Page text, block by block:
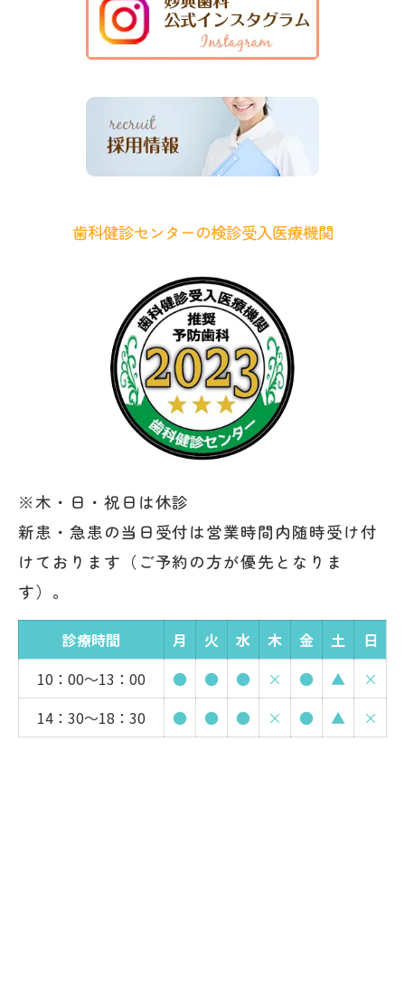
歯科健診センターの検診受入医療機関
※木・日・祝日は休診
新患・急患の当日受付は営業時間内随時受け付
けております（ご予約の方が優先となりま
す）。
診療時間 月 火 水 木 金 土
日
10：00～13：00
● ● ● × ● ▲
×
14：30～18：30
● ● ● × ● ▲ ×